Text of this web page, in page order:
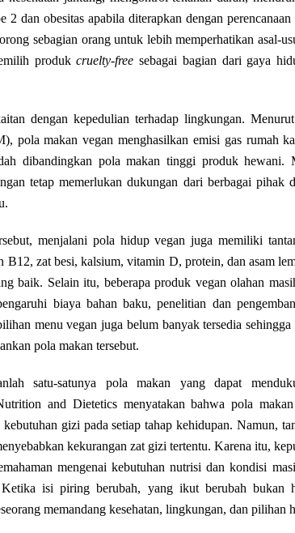
2 dan obesitas apabila diterapkan dengan
sebagian orang untuk lebih memperhatikan asal-
produkcruelty-free sebagai bagian dari gaya
dengan kepedulian terhadap lingkungan.
pola makan vegan menghasilkan emisi gas rumah
dibandingkan pola makan tinggi produk hewani.
tetap memerlukan dukungan dari berbagai pihak
menjalani pola hidup vegan juga memiliki
B12, zat besi, kalsium, vitamin D, protein, dan asam
baik. Selain itu, beberapa produk vegan olahan
biaya bahan baku, penelitian dan
menu vegan juga belum banyak tersedia
pola makan tersebut.
satu-satunya pola makan yang dapat
and Dietetics menyatakan bahwa pola
gizi pada setiap tahap kehidupan. Namun,
kekurangan zat gizi tertentu. Karena itu,
mengenai kebutuhan nutrisi dan kondisi
Ketika isi piring berubah, yang ikut berubah bukan
memandang kesehatan, lingkungan, dan pilihan